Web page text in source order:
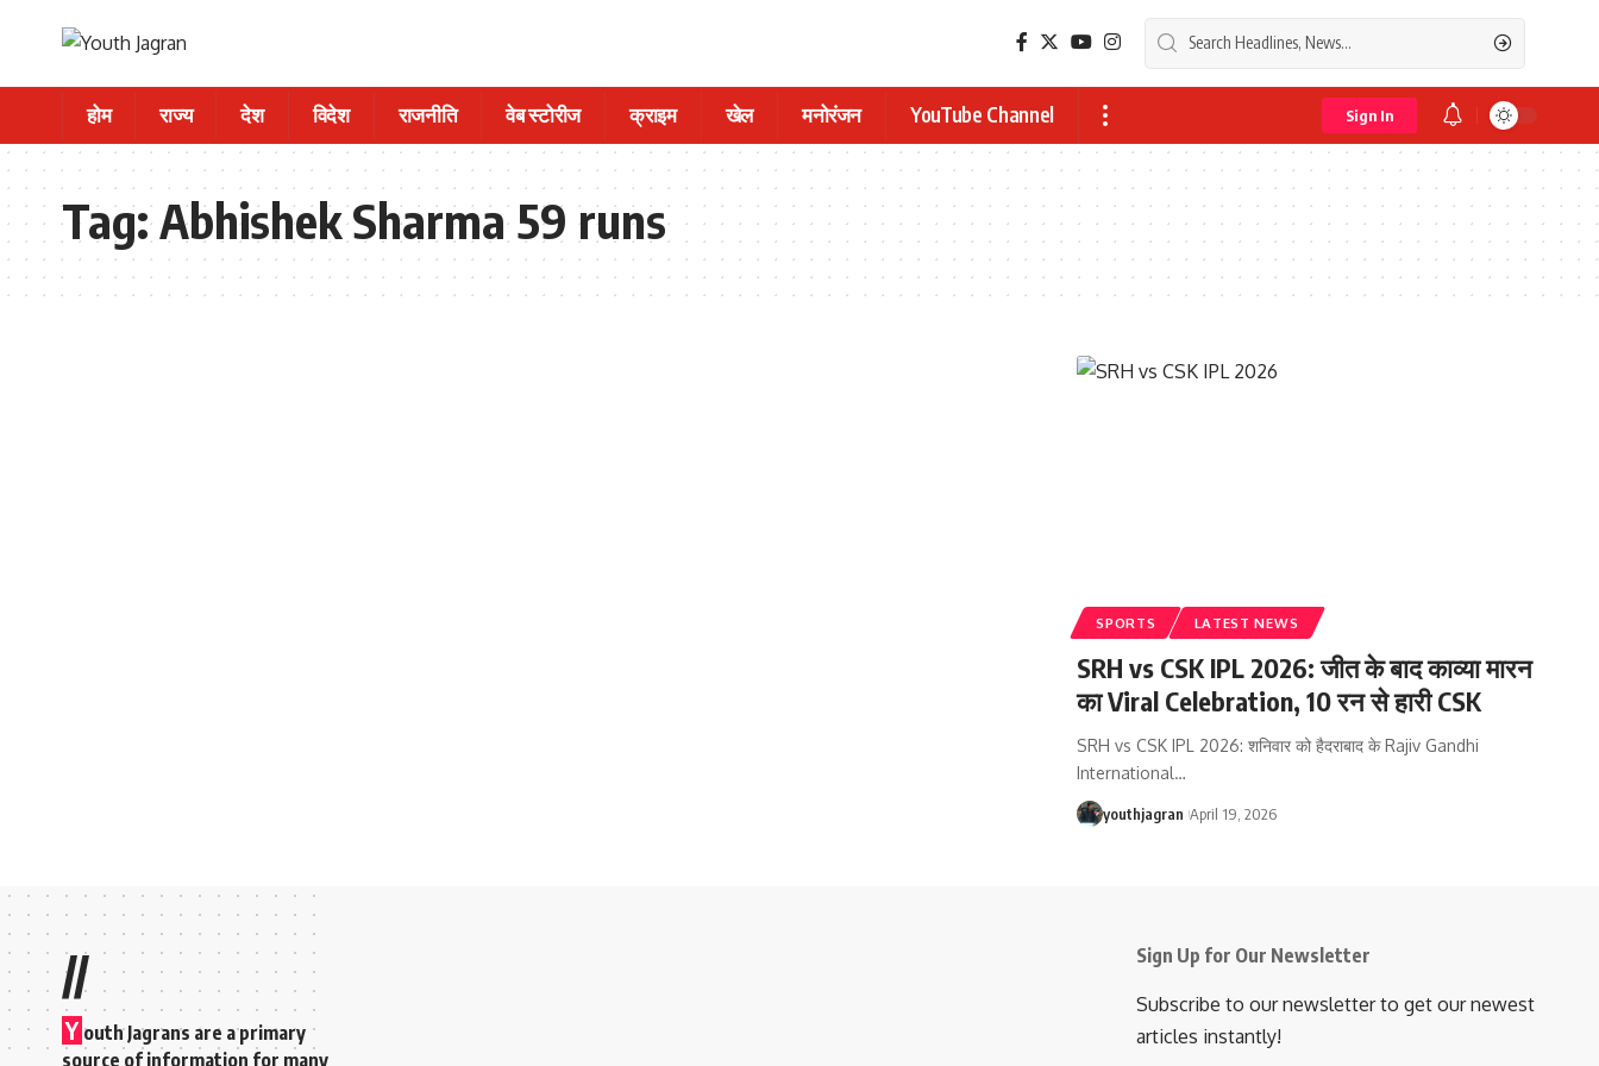
होम राज्य देश विदेश राजनीति वेब स्टोरीज क्राइम खेल मनोरंजन YouTube Channel Sign In
Tag:Abhishek Sharma 59 runs
SPORTS LATEST NEWS
SRH vs CSK IPL 2026: जीत के बाद काव्या मारन
का Viral Celebration, 10 रन से हारी CSK
SRH vs CSK IPL 2026: शनिवार को हैदराबाद के Rajiv Gandhi
International…
youthjagran April 19, 2026
//
Y outh Jagrans are a primary
source of information for many
Sign Up for Our Newsletter
Subscribe to our newsletter to get our newest
articles instantly!